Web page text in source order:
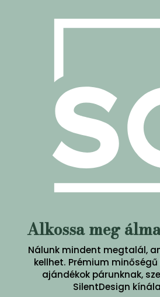
Alkossa meg
Nálunk mindent megtalál,
kellhet. Prémium
ajándékok párunknak,
SilentDesign